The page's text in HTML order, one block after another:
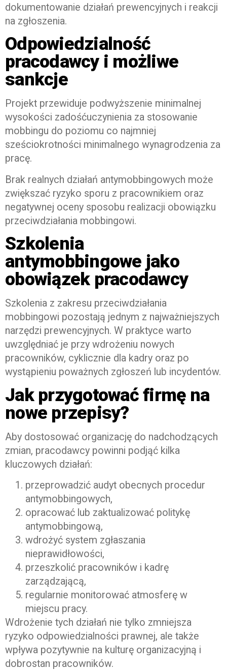
dokumentowanie działań prewencyjnych i reakcji
na zgłoszenia.
Odpowiedzialność
pracodawcy i możliwe
sankcje
Projekt przewiduje podwyższenie minimalnej
wysokości zadośćuczynienia za stosowanie
mobbingu do poziomu co najmniej
sześciokrotności minimalnego wynagrodzenia za
pracę.
Brak realnych działań antymobbingowych może
zwiększać ryzyko sporu z pracownikiem oraz
negatywnej oceny sposobu realizacji obowiązku
przeciwdziałania mobbingowi.
Szkolenia
antymobbingowe jako
obowiązek pracodawcy
Szkolenia z zakresu przeciwdziałania
mobbingowi pozostają jednym z najważniejszych
narzędzi prewencyjnych. W praktyce warto
uwzględniać je przy wdrożeniu nowych
pracowników, cyklicznie dla kadry oraz po
wystąpieniu poważnych zgłoszeń lub incydentów.
Jak przygotować firmę na
nowe przepisy?
Aby dostosować organizację do nadchodzących
zmian, pracodawcy powinni podjąć kilka
kluczowych działań:
przeprowadzić audyt obecnych procedur
antymobbingowych,
opracować lub zaktualizować politykę
antymobbingową,
wdrożyć system zgłaszania
nieprawidłowości,
przeszkolić pracowników i kadrę
zarządzającą,
regularnie monitorować atmosferę w
miejscu pracy.
Wdrożenie tych działań nie tylko zmniejsza
ryzyko odpowiedzialności prawnej, ale także
wpływa pozytywnie na kulturę organizacyjną i
dobrostan pracowników.